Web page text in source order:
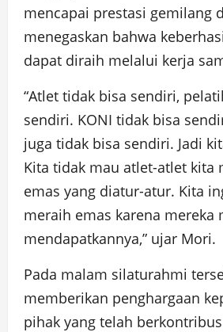
mencapai prestasi gemilang
menegaskan bahwa
dapat diraih melalui kerja
“Atlet tidak bisa sendiri,
sendiri. KONI tidak bisa
juga tidak bisa sendiri. Jadi
Kita tidak mau atlet-atlet kita
emas yang diatur-atur. Kita
meraih emas karena mereka
mendapatkannya,” ujar Mori.
Pada malam silaturahmi
memberikan penghargaan
pihak yang telah